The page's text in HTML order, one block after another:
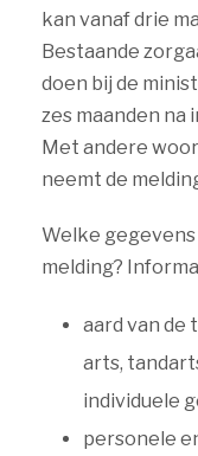
kan vanaf drie
Bestaande
doen bij de
zes maanden na
Met andere
neemt de
Welke
melding?
aard van de
arts,
individuele
personele